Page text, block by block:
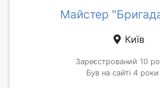
Майстер
Київ
Зареєстрований 10
Був на сайті 4